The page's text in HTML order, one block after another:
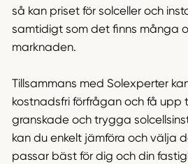
så kan priset för solceller och
samtidigt som det finns många
marknaden.
Tillsammans med Solexperter
kostnadsfri förfrågan och få upp
granskade och trygga
kan du enkelt jämföra och välja
passar bäst för dig och din